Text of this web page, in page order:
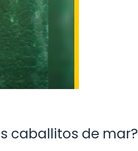
caballitos de mar?